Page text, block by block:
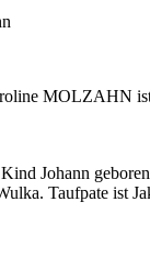
MOLZAHN
Johann
Taufpate ist